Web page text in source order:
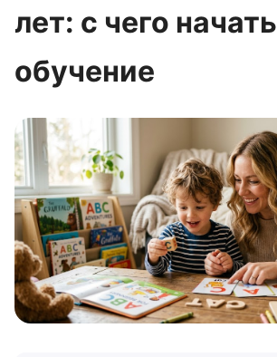
лет: с чего начать
обучение